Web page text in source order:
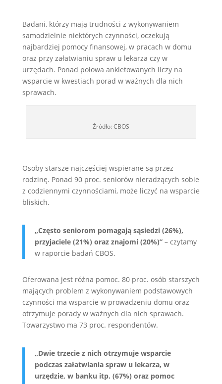
Badani, którzy mają trudności z wykonywaniem
samodzielnie niektórych czynności, oczekują
najbardziej pomocy finansowej, w pracach w domu
oraz przy załatwianiu spraw u lekarza czy w
urzędach. Ponad połowa ankietowanych liczy na
wsparcie w kwestiach porad w ważnych dla nich
sprawach.
Źródło: CBOS
Osoby starsze najczęściej wspierane są przez
rodzinę. Ponad 90 proc. seniorów nieradzących sobie
z codziennymi czynnościami, może liczyć na wsparcie
bliskich.
„Często seniorom pomagają sąsiedzi (26%),
przyjaciele (21%) oraz znajomi (20%)”– czytamy
w raporcie badań CBOS.
Oferowana jest różna pomoc. 80 proc. osób starszych
mających problem z wykonywaniem podstawowych
czynności ma wsparcie w prowadzeniu domu oraz
otrzymuje porady w ważnych dla nich sprawach.
Towarzystwo ma 73 proc. respondentów.
„Dwie trzecie z nich otrzymuje wsparcie
podczas załatwiania spraw u lekarza, w
urzędzie, w banku itp. (67%) oraz pomoc